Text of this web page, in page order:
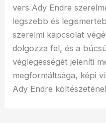
vers Ady Endre
legszebb és
szerelmi kapcsolat
dolgozza fel, és a
véglegességét jeleníti
megformáltsága, képi
Ady Endre